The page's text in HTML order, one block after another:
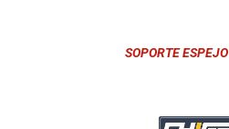
SOPORTE